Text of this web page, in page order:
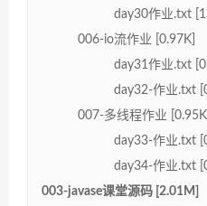
day30作业.txt
006-io流作业 [0.97K]
day31作业.txt
day32-作业.txt
007-多线程作业 [0.95K]
day33-作业.txt
day34-作业.txt
003-javase课堂源码 [2.01M]